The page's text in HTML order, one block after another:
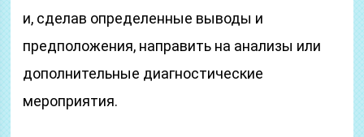
и, сделав определенные выводы и
предположения, направить на анализы или
дополнительные диагностические
мероприятия.